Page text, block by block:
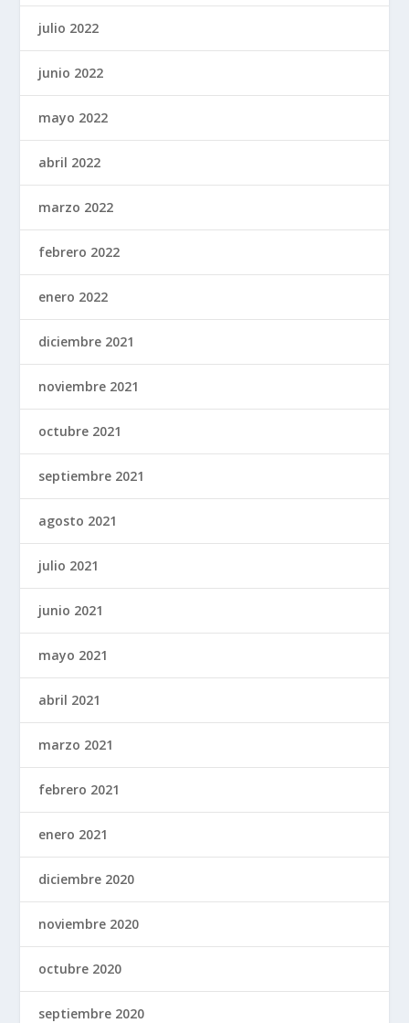
julio 2022
junio 2022
mayo 2022
abril 2022
marzo 2022
febrero 2022
enero 2022
diciembre 2021
noviembre 2021
octubre 2021
septiembre 2021
agosto 2021
julio 2021
junio 2021
mayo 2021
abril 2021
marzo 2021
febrero 2021
enero 2021
diciembre 2020
noviembre 2020
octubre 2020
septiembre 2020